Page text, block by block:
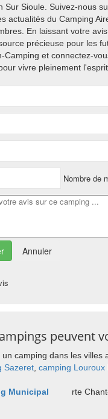
Sur Sioule. Suivez-nous
actualités du Camping
En laissant votre
précieuse pour les
Camping et connectez-
vivre pleinement
Nombre de
Annuler
peuvent
un camping dans les villes
Sazeret camping Louroux
Municipal
rte